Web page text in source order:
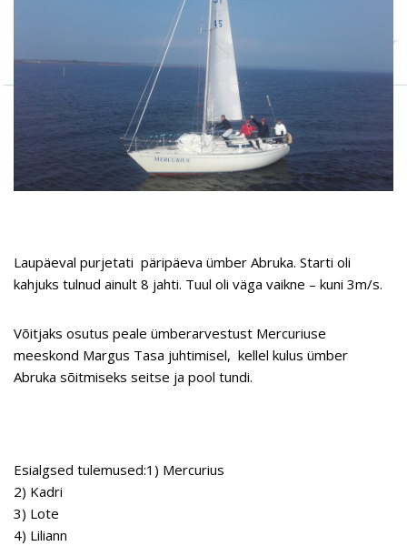
Laupäeval purjetati päripäeva ümber Abruka. Starti oli
kahjuks tulnud ainult 8 jahti. Tuul oli väga vaikne – kuni 3m/s.
Võitjaks osutus peale ümberarvestust Mercuriuse
meeskond Margus Tasa juhtimisel, kellel kulus ümber
Abruka sõitmiseks seitse ja pool tundi.
Esialgsed tulemused:1) Mercurius
2) Kadri
3) Lote
4) Liliann